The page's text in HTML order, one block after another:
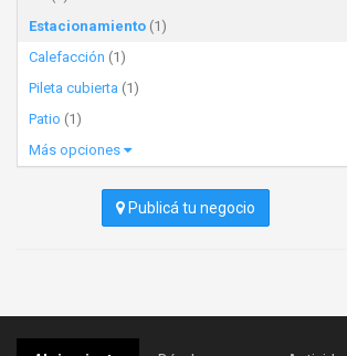
Estacionamiento (1)
Calefacción (1)
Pileta cubierta (1)
Patio (1)
Más opciones
Publicá tu negocio